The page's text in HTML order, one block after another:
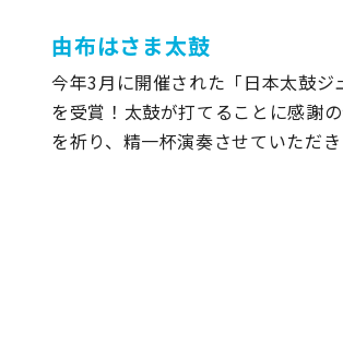
由布はさま太鼓
今年3月に開催された「日本太鼓
を受賞！太鼓が打てることに感謝
を祈り、精一杯演奏させていただき